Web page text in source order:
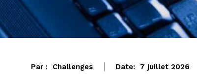
Par : Challenges Date: 7 juillet 2026
HIGH-TECH